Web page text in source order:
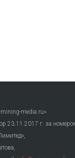
media.ru»
23.11.2017 г. за